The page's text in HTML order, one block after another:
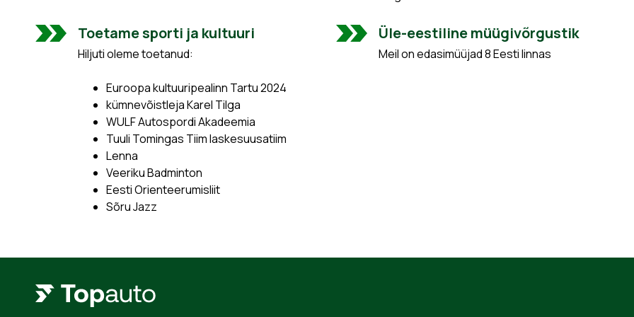
Toetame sporti ja kultuuri
Hiljuti oleme toetanud:
Euroopa kultuuripealinn Tartu 2024
kümnevõistleja Karel Tilga
WULF Autospordi Akadeemia
Tuuli Tomingas Tiim laskesuusatiim
Lenna
Veeriku Badminton
Eesti Orienteerumisliit
Sõru Jazz
Üle-eestiline müügivõrgustik
Meil on edasimüüjad 8 Eesti linnas